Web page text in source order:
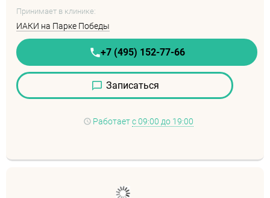
Принимает в клинике:
ИАКИ на Парке Победы
+7 (495) 152-77-66
Записаться
Работает с 09:00 до 19:00